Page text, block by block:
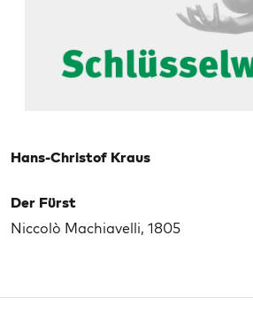
Hans-Christof Kraus
Der Fürst
Niccolò Machiavelli, 1805